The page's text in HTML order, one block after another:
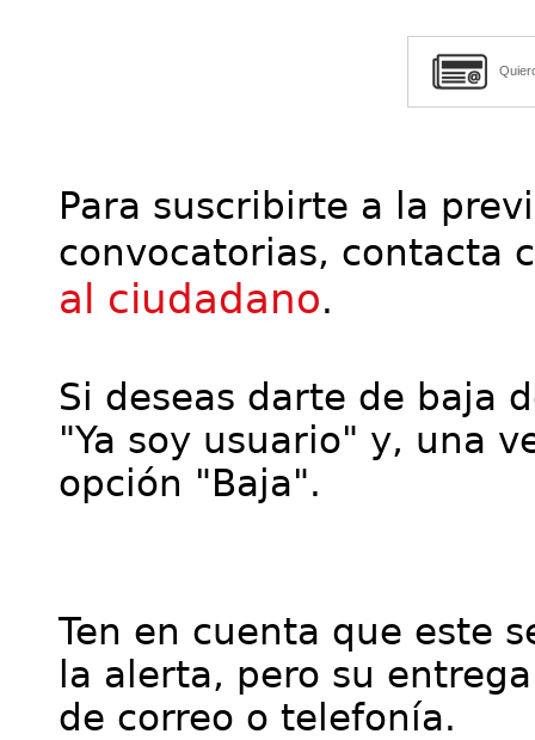
Para suscribirte a la
convocatorias, contacta
al ciudadano.
Si deseas darte de baja
"Ya soy usuario" y, una
opción "Baja".
Ten en cuenta que este
la alerta, pero su
de correo o telefonía.